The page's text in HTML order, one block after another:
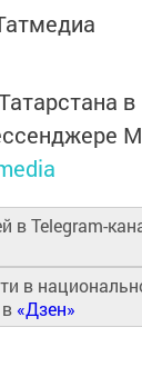
в
в Telegram-
в
«Дзен»